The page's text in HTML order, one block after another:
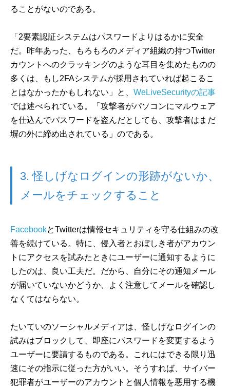
ることがないのである。
「2要素認証システムはパスワードよりはるかに安全
だ。昨年あった、もろもろのメディア組織の持つTwitter
カウントへのクラッキングのような耳目を集めたものの
多くは、もし2FAシステムが採用されていれば起こるこ
とはなかったかもしれない」と、 WeLiveSecurityの記事
では述べられている。「攻撃者がパソコンにマルウェア
を仕込んでパスワードを盗んだとしても、攻撃者はまだ
塀の外に締め出されている」のである。
3. 怪しげなログインの形跡がないか、
メールをチェックすること
FacebookとTwitterは情報セキュリティを守る仕組みの改
善を続けている。特に、侵入者とおぼしき者がアカウン
トにアクセスを試みたときにユーザーに通知するように
したのは、良い工夫だ。だから、自分にその通知メール
が届いていないかどうか、よく注意してメールを確認し
なくてはならない。
たいていのソーシャルメディアは、怪しげなログインの
試みはブロックして、即座にパスワードを変更するよう
ユーザーに要請するものである。これにはできる限り迅
速にその指示に従った方がいい。そうすれば、サイバー
犯罪者がユーザーのアカウントと個人情報を悪用する機